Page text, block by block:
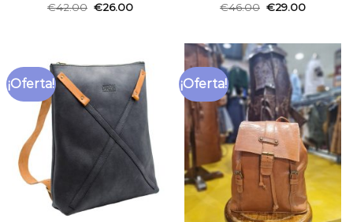
€42.00 €26.00
€46.00 €29.00
¡Oferta! ¡Oferta!